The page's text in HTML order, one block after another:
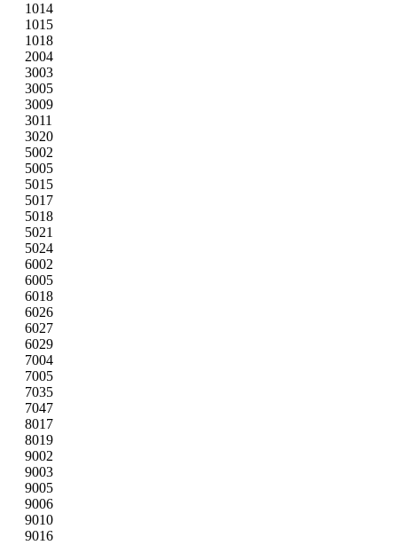
1014
1015
1018
2004
3003
3005
3009
3011
3020
5002
5005
5015
5017
5018
5021
5024
6002
6005
6018
6026
6027
6029
7004
7005
7035
7047
8017
8019
9002
9003
9005
9006
9010
9016